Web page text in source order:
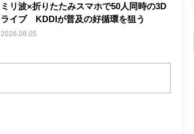
ミリ波×折りたたみスマホで50人同時の3D
ライブ KDDIが普及の好循環を狙う
2026.08.05